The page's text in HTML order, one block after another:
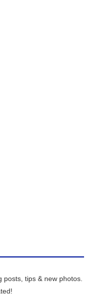
posts, tips & new photos.